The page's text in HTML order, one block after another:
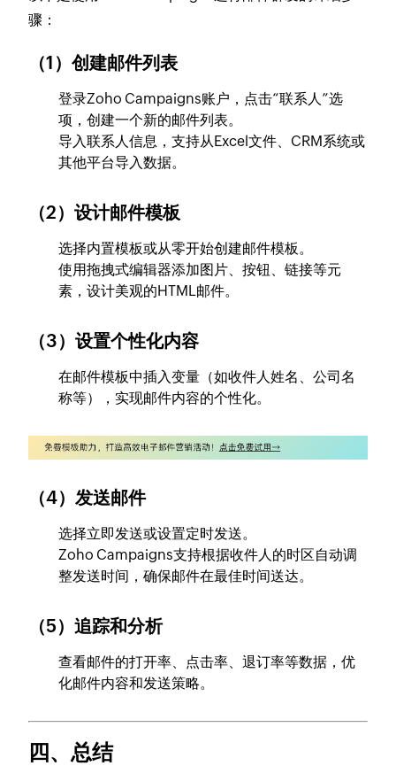
骤：
（1）创建邮件列表
登录Zoho Campaigns账户，点击“联系人”选
项，创建一个新的邮件列表。
导入联系人信息，支持从Excel文件、CRM系统或
其他平台导入数据。
（2）设计邮件模板
选择内置模板或从零开始创建邮件模板。
使用拖拽式编辑器添加图片、按钮、链接等元
素，设计美观的HTML邮件。
（3）设置个性化内容
在邮件模板中插入变量（如收件人姓名、公司名
称等），实现邮件内容的个性化。
（4）发送邮件
选择立即发送或设置定时发送。
Zoho Campaigns支持根据收件人的时区自动调
整发送时间，确保邮件在最佳时间送达。
（5）追踪和分析
查看邮件的打开率、点击率、退订率等数据，优
化邮件内容和发送策略。
四、总结